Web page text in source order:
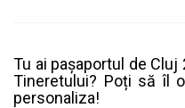
Tu ai pașaportul de Cluj
Tineretului? Poți să îl
personaliza!